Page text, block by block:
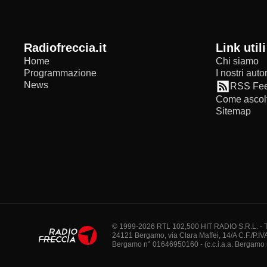
radiofreccia.it
Home
Programmazione
News
Link utili
Chi siamo
I nostri
RSS
Come
Sitemap
© 1999-2026 RTL 102,500 HIT RADIO S.R.L. -
24121 Bergamo, via Clara Maffei, 14/A C.F./
Bergamo n° 01646950160 - (c.c.i.a.a. Bergamo